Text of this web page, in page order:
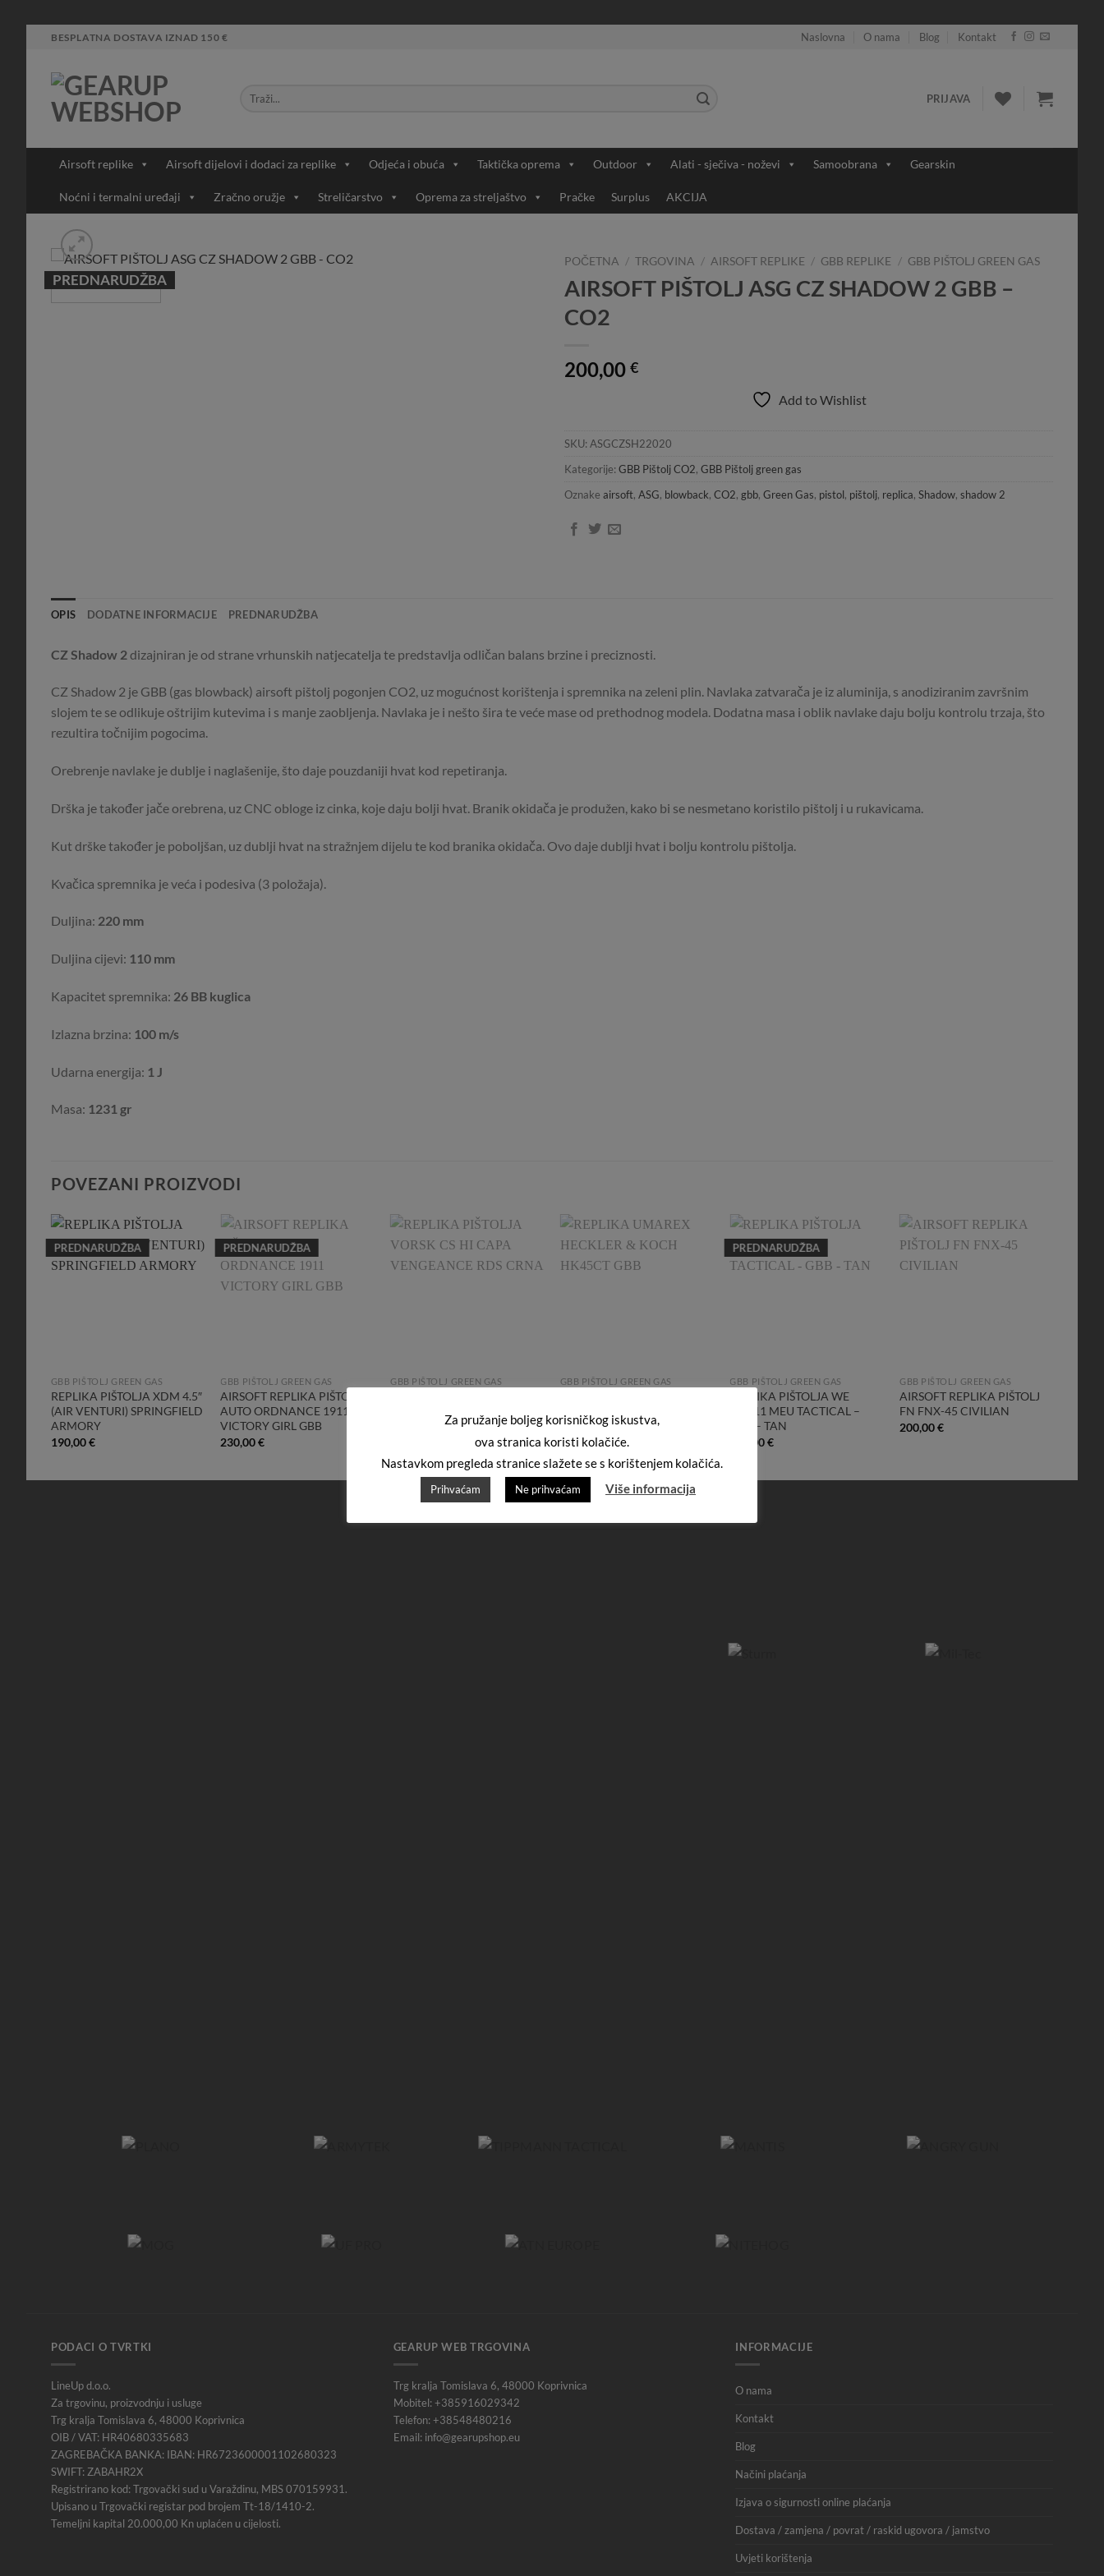
content
BESPLATNA DOSTAVA IZNAD 150 € Naslovna O nama Blog Kontakt
PRIJAVA
Airsoft replike Airsoft dijelovi i dodaci za replike Odjeća i obuća Taktička oprema Outdoor Alati - sječiva - noževi Samoobrana Gearskin
Noćni i termalni uređaji Zračno oružje Streličarstvo Oprema za streljaštvo Pračke Surplus AKCIJA
PREDNARUDŽBA
POČETNA / TRGOVINA / AIRSOFT REPLIKE / GBB REPLIKE / GBB PIŠTOLJ GREEN GAS
AIRSOFT PIŠTOLJ ASG CZ SHADOW 2 GBB –
CO2
200,00 €
Add to Wishlist
SKU: ASGCZSH22020
Kategorije: GBB Pištolj CO2, GBB Pištolj green gas
Oznake airsoft, ASG, blowback, CO2, gbb, Green Gas, pistol, pištolj, replica, Shadow, shadow 2
OPIS DODATNE INFORMACIJE PREDNARUDŽBA
CZ Shadow 2dizajniran je od strane vrhunskih natjecatelja te predstavlja odličan balans brzine i preciznosti.
CZ Shadow 2 je GBB (gas blowback) airsoft pištolj pogonjen CO2, uz mogućnost korištenja i spremnika na zeleni plin. Navlaka zatvarača je iz aluminija, s anodiziranim završnim
slojem te se odlikuje oštrijim kutevima i s manje zaobljenja. Navlaka je i nešto šira te veće mase od prethodnog modela. Dodatna masa i oblik navlake daju bolju kontrolu trzaja, što
rezultira točnijim pogocima.
Orebrenje navlake je dublje i naglašenije, što daje pouzdaniji hvat kod repetiranja.
Drška je također jače orebrena, uz CNC obloge iz cinka, koje daju bolji hvat. Branik okidača je produžen, kako bi se nesmetano koristilo pištolj i u rukavicama.
Kut drške također je poboljšan, uz dublji hvat na stražnjem dijelu te kod branika okidača. Ovo daje dublji hvat i bolju kontrolu pištolja.
Kvačica spremnika je veća i podesiva (3 položaja).
Duljina: 220 mm
Duljina cijevi: 110 mm
Kapacitet spremnika: 26 BB kuglica
Izlazna brzina: 100 m/s
Udarna energija: 1 J
Masa: 1231 gr
POVEZANI PROIZVODI
PREDNARUDŽBA
Add to
Wishlist
GBB PIŠTOLJ GREEN GAS
REPLIKA PIŠTOLJA XDM 4.5″
(AIR VENTURI) SPRINGFIELD
ARMORY
190,00€
PREDNARUDŽBA
GBB PIŠTOLJ GREEN GAS
AIRSOFT REPLIKA PIŠTOLJ
AUTO ORDNANCE 1911
VICTORY GIRL GBB
230,00€
Add to
Wishlist
GBB PIŠTOLJ GREEN GAS
RDS CRNA
GBB PIŠTOLJ GREEN GAS
230,00€
PREDNARUDŽBA
Add to
Wishlist
GBB PIŠTOLJ GREEN GAS
REPLIKA PIŠTOLJA WE
M1911 MEU TACTICAL –
GBB – TAN
130,00€
GBB PIŠTOLJ GREEN GAS
AIRSOFT REPLIKA PIŠTOLJ
FN FNX-45 CIVILIAN
200,00€
PODACI O TVRTKI
LineUp d.o.o.
Za trgovinu, proizvodnju i usluge
Trg kralja Tomislava 6, 48000 Koprivnica
OIB / VAT: HR40680335683
ZAGREBAČKA BANKA: IBAN: HR6723600001102680323
SWIFT: ZABAHR2X
Registrirano kod: Trgovački sud u Varaždinu, MBS 070159931.
Upisano u Trgovački registar pod brojem Tt-18/1410-2.
Temeljni kapital 20.000,00 Kn uplaćen u cijelosti.
GEARUP WEB TRGOVINA
Trg kralja Tomislava 6, 48000 Koprivnica
Mobitel: +385916029342
Telefon: +38548480216
Email: info@gearupshop.eu
INFORMACIJE
O nama
Kontakt
Blog
Načini plaćanja
Izjava o sigurnosti online plaćanja
Dostava / zamjena / povrat / raskid ugovora / jamstvo
Uvjeti korištenja
Za pružanje boljeg korisničkog iskustva,
ova stranica koristi kolačiće.
Nastavkom pregleda stranice slažete se s korištenjem kolačića.
Prihvaćam Ne prihvaćam Više informacija